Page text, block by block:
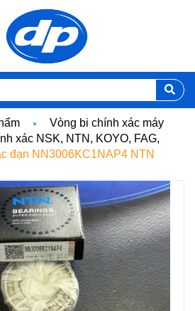
Vòng bi chính xác máy
xác NSK, NTN, KOYO, FAG,
đạn NN3006KC1NAP4 NTN